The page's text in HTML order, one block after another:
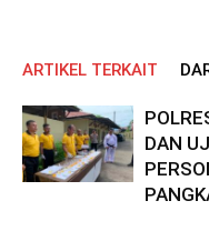
ARTIKEL TERKAIT
DAN